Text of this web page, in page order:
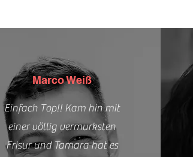
Marco Weiß
Einfach Top!! Kam hin mit
einer völlig vermurksten
Frisur und Tamara hat es